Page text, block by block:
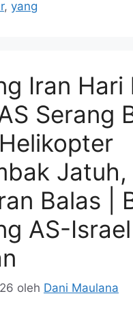
, yang
Iran Hari
Serang
Jatuh,
Balas |
AS-Israel
oleh Dani Maulana